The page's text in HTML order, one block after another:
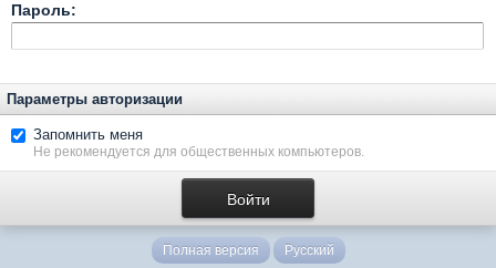
Пароль:
Параметры авторизации
Запомнить меня
Не рекомендуется для общественных компьютеров.
Полная версия Русский